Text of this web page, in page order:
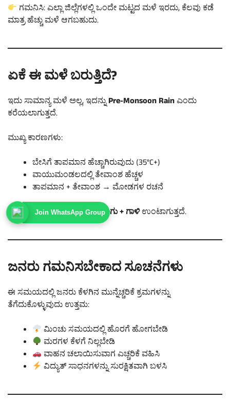
ಗಮನಿಸಿ: ಎಲ್ಲಾ ಜಿಲ್ಲೆಗಳಲ್ಲಿ ಒಂದೇ ಮಟ್ಟದ ಮಳೆ ಇರದು, ಕೆಲವು ಕಡೆ
ಮಾತ್ರ ಹೆಚ್ಚು ಮಳೆ ಆಗಬಹುದು.
ಏಕೆ ಈ ಮಳೆ ಬರುತ್ತಿದೆ?
ಇದು ಸಾಮಾನ್ಯ ಮಳೆ ಅಲ್ಲ, ಇದನ್ನುPre-Monsoon Rainಎಂದು
ಕರೆಯಲಾಗುತ್ತದೆ.
ಮುಖ್ಯ ಕಾರಣಗಳು:
ಬೇಸಿಗೆ ತಾಪಮಾನ ಹೆಚ್ಚಾಗಿರುವುದು (35°C+)
ವಾಯುಮಂಡಲದಲ್ಲಿ ತೇವಾಂಶ ಹೆಚ್ಚಳ
ತಾಪಮಾನ + ತೇವಾಂಶ → ಮೋಡಗಳ ರಚನೆ
ಇದರಿಂದಸಡನ್ ಮಳೆ + ಗುಡುಗು + ಗಾಳಿಉಂಟಾಗುತ್ತದೆ.
ಜನರು ಗಮನಿಸಬೇಕಾದ ಸೂಚನೆಗಳು
ಈ ಸಮಯದಲ್ಲಿ ಜನರು ಕೆಳಗಿನ ಮುನ್ನೆಚ್ಚರಿಕೆ ಕ್ರಮಗಳನ್ನು
ತೆಗೆದುಕೊಳ್ಳುವುದು ಉತ್ತಮ:
ಮಿಂಚು ಸಮಯದಲ್ಲಿ ಹೊರಗೆ ಹೋಗಬೇಡಿ
ಮರಗಳ ಕೆಳಗೆ ನಿಲ್ಲಬೇಡಿ
ವಾಹನ ಚಲಾಯಿಸುವಾಗ ಎಚ್ಚರಿಕೆ ವಹಿಸಿ
ವಿದ್ಯುತ್ ಸಾಧನಗಳನ್ನು ಸುರಕ್ಷಿತವಾಗಿ ಬಳಸಿ
Join WhatsApp Group